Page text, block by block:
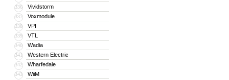
336 Vividstorm
337 Voxmodule
338 VPI
339 VTL
340 Wadia
341 Western Electric
342 Wharfedale
343 WiiM